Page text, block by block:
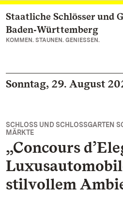
Zum Hauptinhalt springen
Staatliche Schlösser und
Baden‑Württemberg
KOMMEN. STAUNEN. GENIESSEN.
Sonntag, 29. August
SCHLOSS UND SCHLOSSGARTEN
MÄRKTE
„Concours
stilvollem